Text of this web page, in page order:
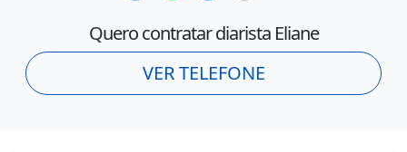
Quero contratar diarista Eliane
VER TELEFONE